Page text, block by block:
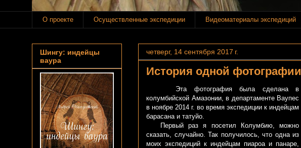
О проекте Осуществленные экспедиции Видеоматериалы экспедиций
четверг, 14 сентября 2017 г.
История одной фотографии
Эта фотография была сделана в
колумбийской Амазонии, в департаменте Ваупес
в ноябре 2014 г. во время экспедиции к индейцам
барасана и татуйо.
Первый раз я посетил Колумбию, можно
сказать, случайно. Так получилось, что одна из
моих экспедиций к индейцам пиароа и панаре,
Шингу: индейцы
ваура